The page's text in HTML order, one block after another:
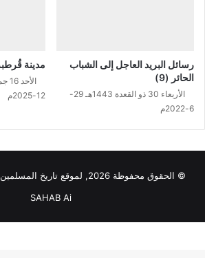
رسائل البريد العاجل إلى الشباب
الحائر (9)
الأربعاء 30 ذو القعدة 1443هـ 29-
6-2022م
مدينة
12-2025م
© الحقوق محفوظة 2026, لموقع تاريخ المسلمين | تم الإنشاء بواسطة
SAHAB Ai